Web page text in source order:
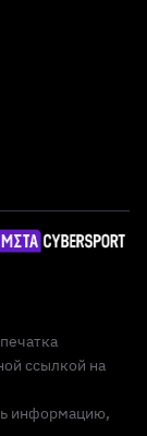
ссылкой на
информацию,